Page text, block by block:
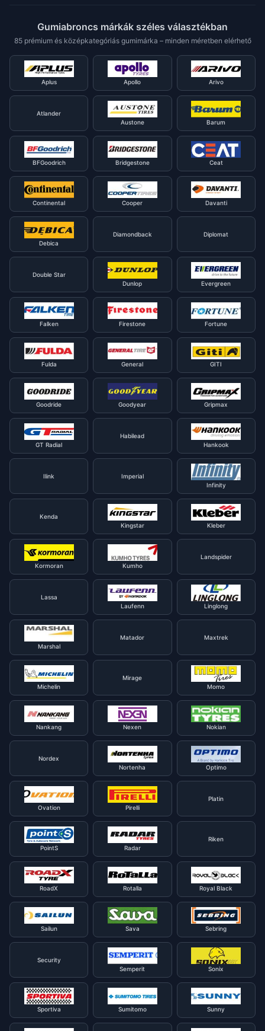
Gumiabroncs márkák széles választékban
85 prémium és középkategóriás gumimárka – minden méretben elérhető
Aplus Apollo Arivo
Atlander
Austone
Barum
BFGoodrich Bridgestone Ceat
Continental Cooper Davanti
Debica
Diamondback Diplomat
Double Star
Dunlop
Evergreen
Falken Firestone Fortune
Fulda General GITI
Goodride Goodyear Gripmax
GT Radial
Habilead
Hankook
Ilink
Imperial
Infinity
Kenda
Kingstar
Kleber
Kormoran Kumho
Landspider
Lassa
Laufenn
Linglong
Marshal
Matador Maxtrek
Michelin
Mirage
Momo
Nankang Nexen Nokian
Nordex
Nortenha
Optimo
Ovation Pirelli
Platin
PointS Radar
Riken
RoadX Rotalla Royal Black
Sailun Sava Sebring
Security
Semperit
Sonix
Sportiva Sumitomo Sunny